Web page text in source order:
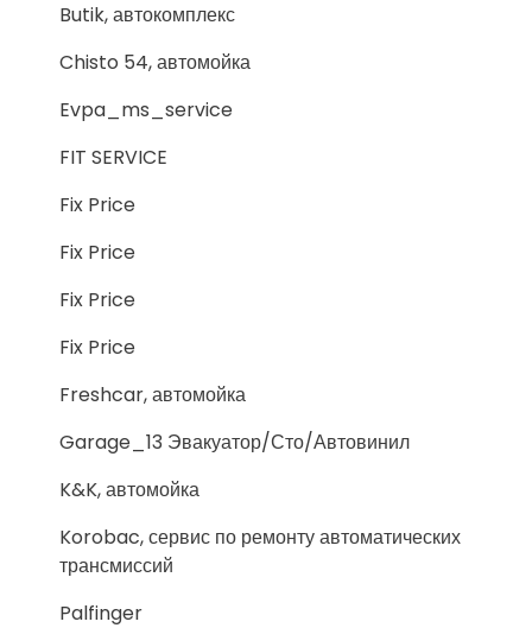
Butik, автокомплекс
Chisto 54, автомойка
Evpa_ms_service
FIT SERVICE
Fix Price
Fix Price
Fix Price
Fix Price
Freshcar, автомойка
Garage_13 Эвакуатор/Сто/Автовинил
K&K, автомойка
Korobac, сервис по ремонту автоматических
трансмиссий
Palfinger